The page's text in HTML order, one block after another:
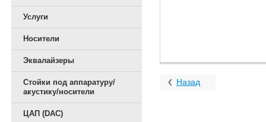
Услуги
Носители
Эквалайзеры
Стойки под аппаратуру/
акустику/носители
ЦАП (DAC)
Назад